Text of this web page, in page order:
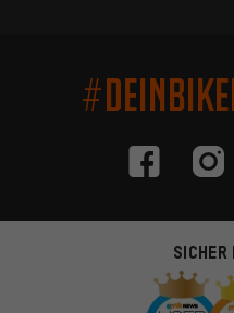
SICHER
Passendere Angebote
Du bekommst, statt